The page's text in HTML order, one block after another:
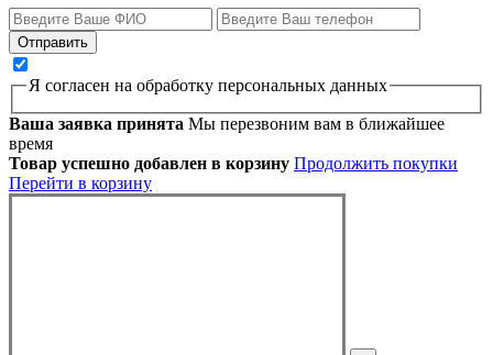
Я согласен на обработку персональных данных
Ваша заявка принята Мы перезвоним вам в ближайшее
время
Товар успешно добавлен в корзину Продолжить покупки
Перейти в корзину